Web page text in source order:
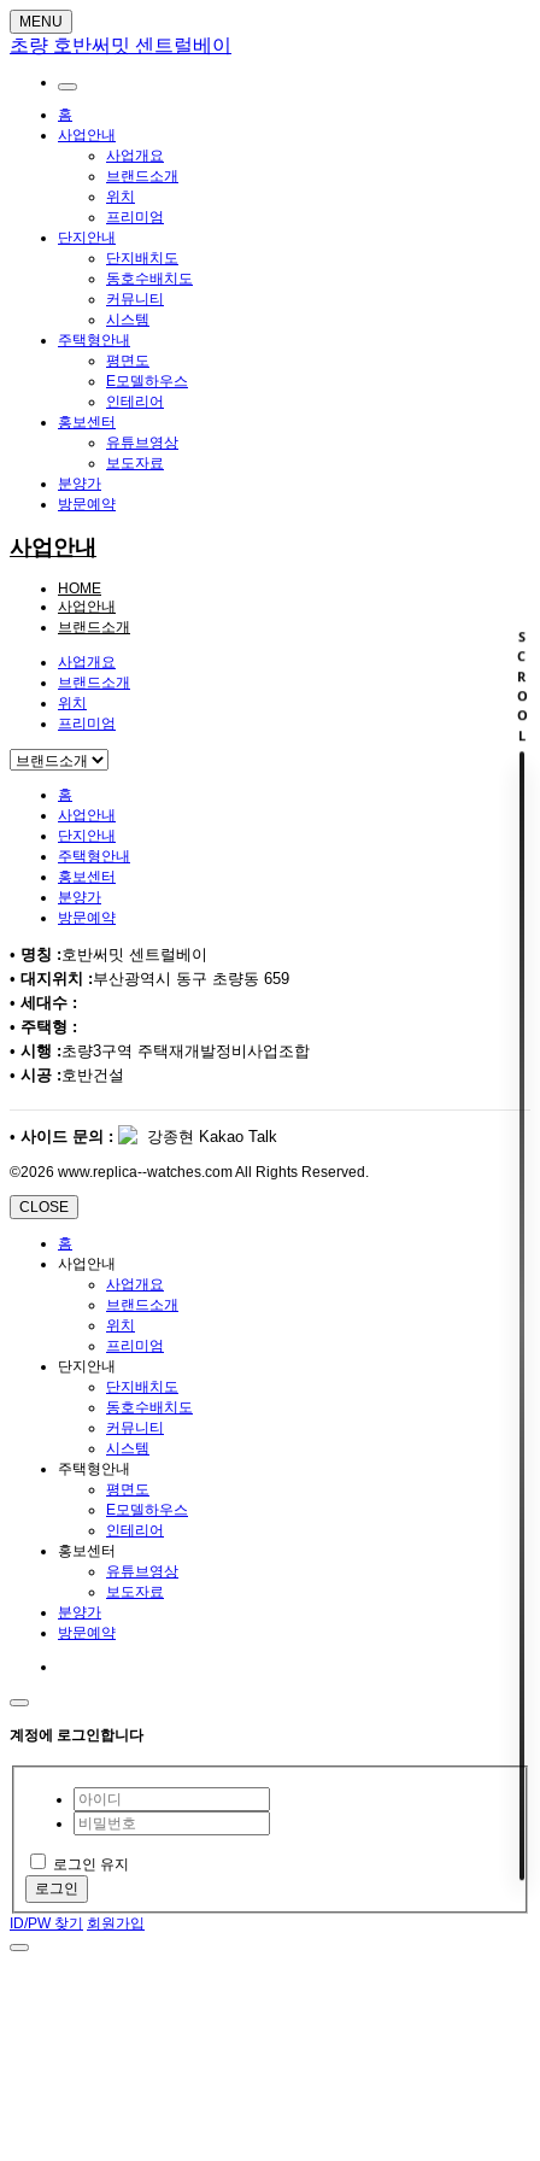
MENU
초량 호반써밋 센트럴베이
홈
사업안내
사업개요
브랜드소개
위치
프리미엄
단지안내
단지배치도
동호수배치도
커뮤니티
시스템
주택형안내
평면도
E모델하우스
인테리어
홍보센터
유튜브영상
보도자료
분양가
방문예약
사업안내
HOME
사업안내
브랜드소개
사업개요
브랜드소개
위치
프리미엄
홈
사업안내
단지안내
주택형안내
홍보센터
분양가
방문예약
• 명칭 :호반써밋 센트럴베이
• 대지위치 :부산광역시 동구 초량동 659
• 세대수 :
• 주택형 :
• 시행 :초량3구역 주택재개발정비사업조합
• 시공 :호반건설
• 사이드 문의 : 강종현 Kakao Talk
©2026 www.replica--watches.com All Rights Reserved.
CLOSE
홈
사업안내
사업개요
브랜드소개
위치
프리미엄
단지안내
단지배치도
동호수배치도
커뮤니티
시스템
주택형안내
평면도
E모델하우스
인테리어
홍보센터
유튜브영상
보도자료
분양가
방문예약
계정에 로그인합니다
로그인 유지
로그인
ID/PW 찾기 회원가입
SCROOL